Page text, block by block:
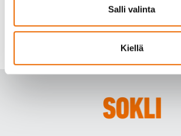
Salli valinta
Kiellä
of Finnish minerals responsibly.